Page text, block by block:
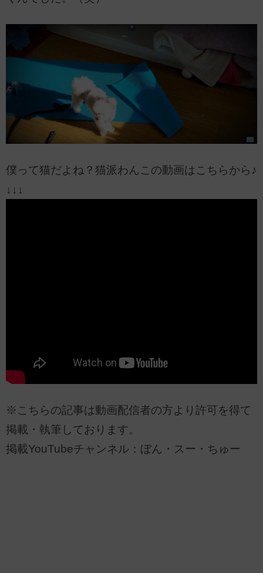
僕って猫だよね？猫派わんこの動画はこちらから♪
↓↓↓
※こちらの記事は動画配信者の方より許可を得て
掲載・執筆しております。
掲載YouTubeチャンネル：ぼん・スー・ちゅー